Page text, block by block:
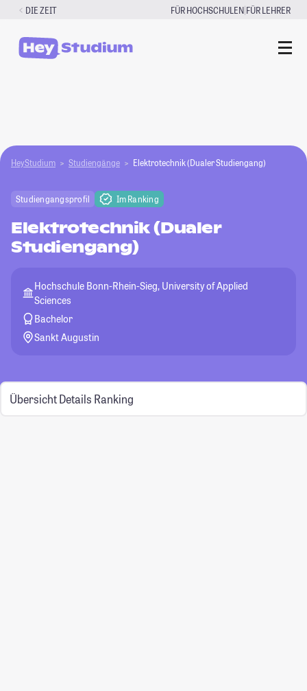
Zum
springen
DIE ZEIT FÜR HOCHSCHULEN|FÜR LEHRER
HeyStudium Studiengänge Elektrotechnik (Dualer Studiengang)
Studiengangsprofil Im Ranking
Elektrotechnik (Dualer
Studiengang)
Hochschule Bonn-Rhein-Sieg, University of Applied
Sciences
Bachelor
Sankt Augustin
Übersicht Details Ranking